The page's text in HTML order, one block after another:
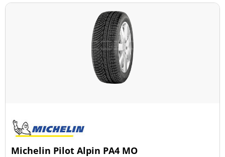
Michelin Pilot Alpin PA4 MO